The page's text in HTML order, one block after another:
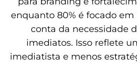
enquanto 80% é focado
conta da necessidade
imediatos. Isso reflete
imediatista e menos